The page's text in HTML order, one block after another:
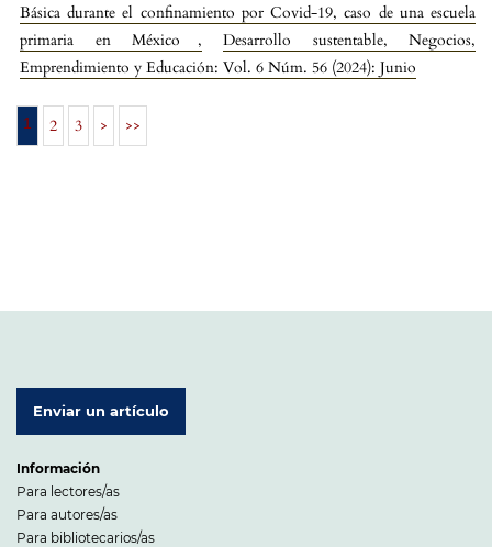
Básica durante el confinamiento por Covid-19, caso de una escuela
primaria en México, Desarrollo sustentable, Negocios,
Emprendimiento y Educación: Vol. 6 Núm. 56 (2024): Junio
1 2 3 > >>
Enviar un artículo
Información
Para lectores/as
Para autores/as
Para bibliotecarios/as